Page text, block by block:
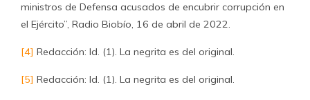
ministros de Defensa acusados de encubrir corrupción en
el Ejército”, Radio Biobío, 16 de abril de 2022.
[4] Redacción: Id. (1). La negrita es del original.
[5] Redacción: Id. (1). La negrita es del original.